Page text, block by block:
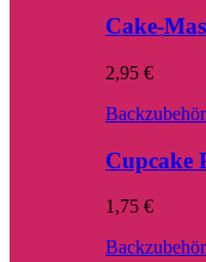
Cake-
2,95 €
Backzubehör
Cupcake
1,75 €
Backzubehör